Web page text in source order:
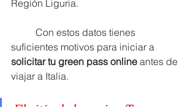
suficientes motivos para iniciar a
solicitar tu green pass online antes de
viajar a Italia.